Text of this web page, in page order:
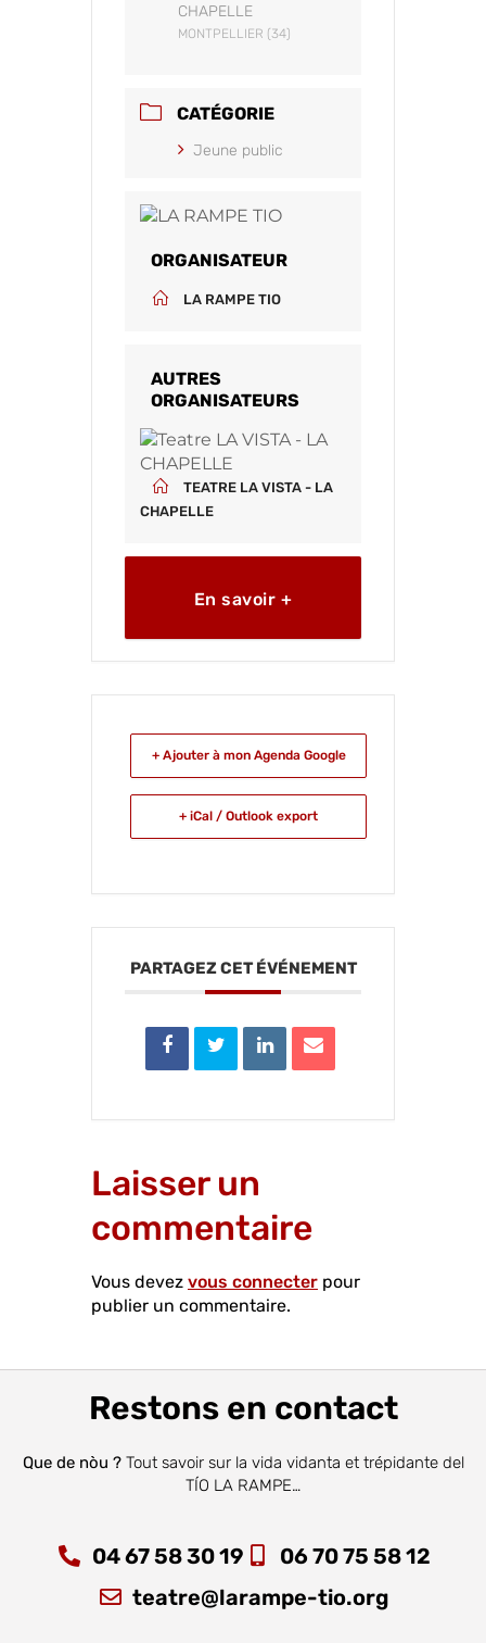
CHAPELLE
MONTPELLIER (34)
CATÉGORIE
Jeune public
ORGANISATEUR
LA RAMPE TIO
AUTRES
ORGANISATEURS
TEATRE LA VISTA - LA
CHAPELLE
En savoir +
+ Ajouter à mon Agenda Google
+ iCal / Outlook export
PARTAGEZ CET ÉVÉNEMENT
Laisser un
commentaire
Vous devez vous connecter pour
publier un commentaire.
Restons en contact
Que de nòu ?Tout savoir sur la vida vidanta et trépidante del
TÍO LA RAMPE…
04 67 58 30 19
06 70 75 58 12
teatre@larampe-tio.org